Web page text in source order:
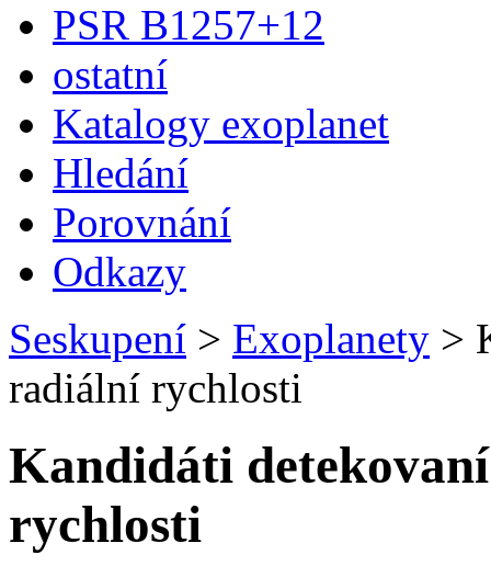
PSR B1257+12
ostatní
Katalogy exoplanet
Hledání
Porovnání
Odkazy
Seskupení > Exoplanety >
radiální rychlosti
Kandidáti
rychlosti